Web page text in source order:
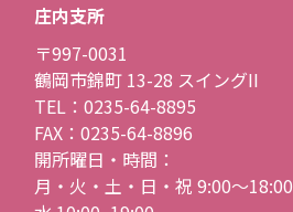
庄内支所
〒997-0031
鶴岡市錦町 13-28 スイングII
TEL：0235-64-8895
FAX：0235-64-8896
開所曜日・時間：
月・火・土・日・祝 9:00〜18:00